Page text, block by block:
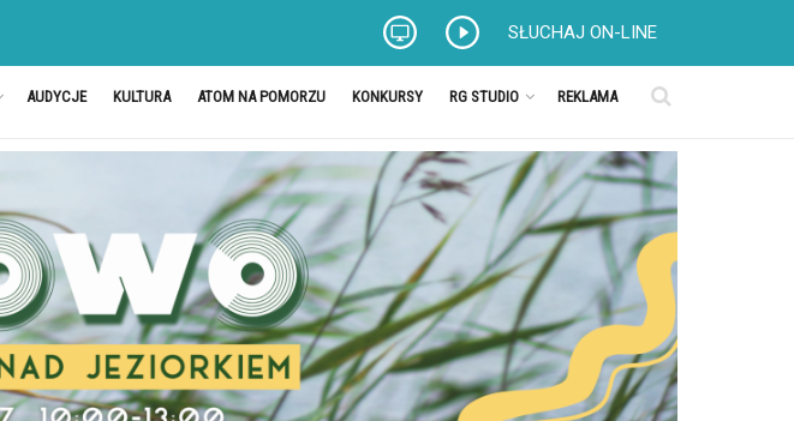
SŁUCHAJ ON-LINE
AUDYCJE KULTURA ATOM NA POMORZU KONKURSY RG STUDIO REKLAMA